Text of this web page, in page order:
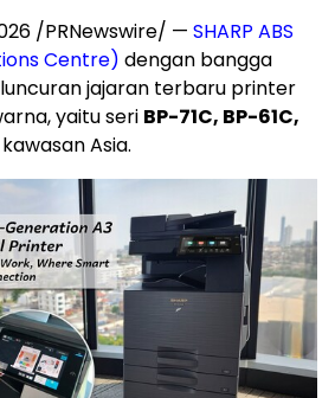
/PRNewswire/ — SHARP ABS
Centre) dengan bangga
jajaran terbaru printer
yaitu seri BP-71C, BP-61C,
Asia.